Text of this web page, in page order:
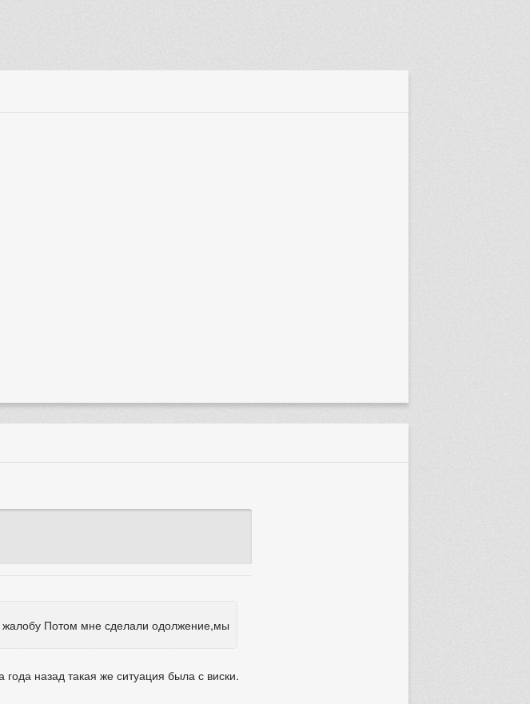
жалобу Потом мне сделали одолжение,мы
назад такая же ситуация была с виски.